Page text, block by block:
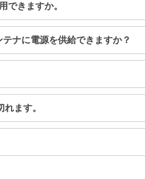
できますか。
ナに電源を供給できますか？
ます。